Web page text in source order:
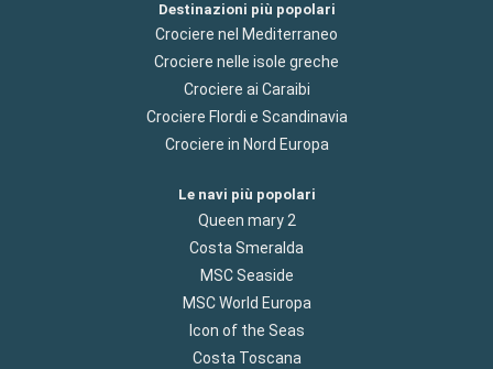
Destinazioni più popolari
Crociere nel Mediterraneo
Crociere nelle isole greche
Crociere ai Caraibi
Crociere Flordi e Scandinavia
Crociere in Nord Europa
Le navi più popolari
Queen mary 2
Costa Smeralda
MSC Seaside
MSC World Europa
Icon of the Seas
Costa Toscana